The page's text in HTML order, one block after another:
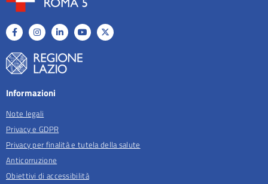
Informazioni
Note legali
Privacy e GDPR
Privacy per finalità e tutela della salute
Anticorruzione
Obiettivi di accessibilità